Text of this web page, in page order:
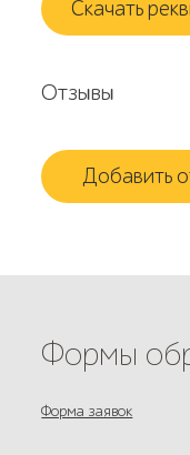
Скачать
Отзывы
Добавить
Формы
Форма заявок